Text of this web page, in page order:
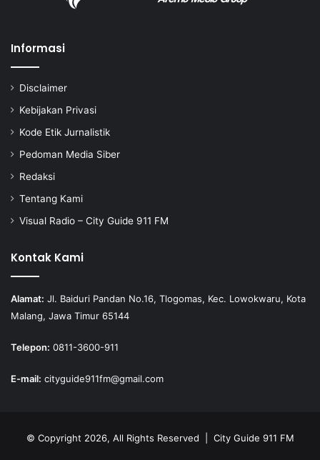
Informasi
Disclaimer
Kebijakan Privasi
Kode Etik Jurnalistik
Pedoman Media Siber
Redaksi
Tentang Kami
Visual Radio – City Guide 911 FM
Kontak Kami
Alamat: Jl. Baiduri Pandan No.16, Tlogomas, Kec. Lowokwaru, Kota
Malang, Jawa Timur 65144
Telepon: 0811-3600-911
E-mail: cityguide911fm@gmail.com
© Copyright 2026, All Rights Reserved | City Guide 911 FM